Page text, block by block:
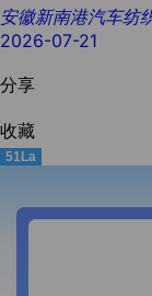
安徽新南港汽车纺
2026-07-21
分享
收藏
51La